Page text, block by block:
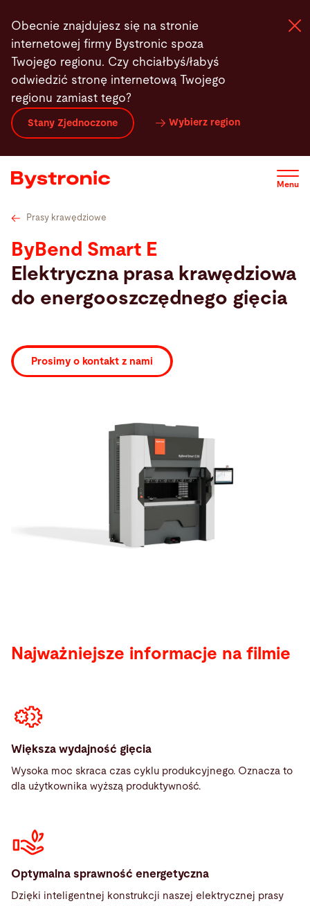
do
treści
Obecnie znajdujesz się na stronie
internetowej firmy Bystronic spoza
Twojego regionu. Czy chciałbyś/łabyś
odwiedzić stronę internetową Twojego
regionu zamiast tego?
Stany Zjednoczone Wybierz region
Menu
Maszyny i Programy
Services
Aplikacje
Wiadomości
Przedsiębiorstwo
Szukaj
Prasy krawędziowe
ByBend Smart E
Elektryczna prasa krawędziowa
do energooszczędnego gięcia
Prosimy o kontakt z nami
Najważniejsze informacje na filmie
Większa wydajność gięcia
Wysoka moc skraca czas cyklu produkcyjnego. Oznacza to
dla użytkownika wyższą produktywność.
Optymalna sprawność energetyczna
Dzięki inteligentnej konstrukcji naszej elektrycznej prasy